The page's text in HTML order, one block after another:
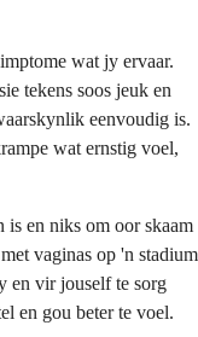
wat jy ervaar.
tekens soos jeuk en
eenvoudig is.
wat ernstig voel,
is en niks om oor skaam
vaginas op 'n stadium
en vir jouself te sorg
en gou beter te voel.